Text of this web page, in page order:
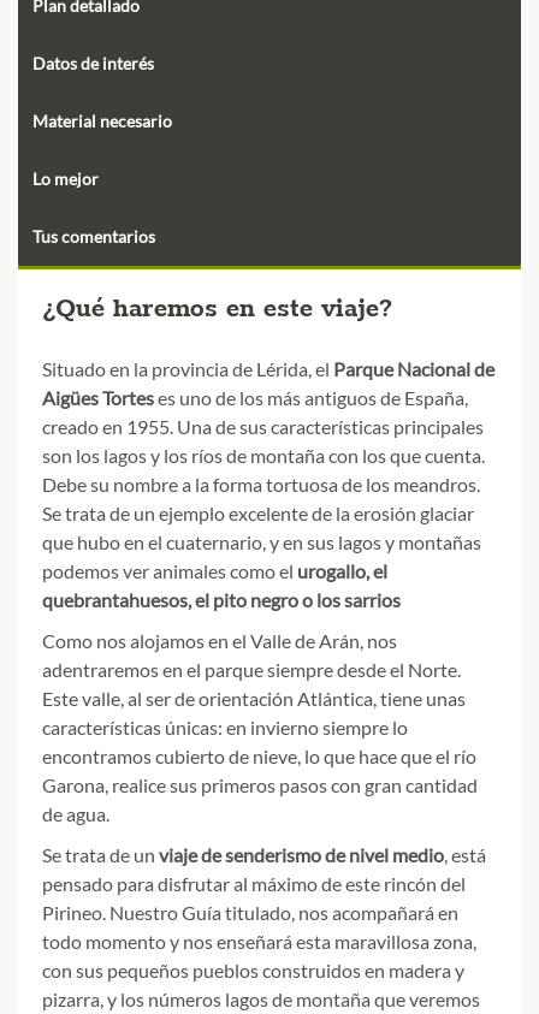
Plan detallado
Datos de interés
Material necesario
Lo mejor
Tus comentarios
¿Qué haremos en este viaje?
Situado en la provincia de Lérida, el Parque Nacional de
Aigües Torteses uno de los más antiguos de España,
creado en 1955. Una de sus características principales
son los lagos y los ríos de montaña con los que cuenta.
Debe su nombre a la forma tortuosa de los meandros.
Se trata de un ejemplo excelente de la erosión glaciar
que hubo en el cuaternario, y en sus lagos y montañas
podemos ver animales como el urogallo, el
quebrantahuesos, el pito negro o los sarrios
Como nos alojamos en el Valle de Arán, nos
adentraremos en el parque siempre desde el Norte.
Este valle, al ser de orientación Atlántica, tiene unas
características únicas: en invierno siempre lo
encontramos cubierto de nieve, lo que hace que el río
Garona, realice sus primeros pasos con gran cantidad
de agua.
Se trata de un viaje de senderismo de nivel medio, está
pensado para disfrutar al máximo de este rincón del
Pirineo. Nuestro Guía titulado, nos acompañará en
todo momento y nos enseñará esta maravillosa zona,
con sus pequeños pueblos construidos en madera y
pizarra, y los números lagos de montaña que veremos